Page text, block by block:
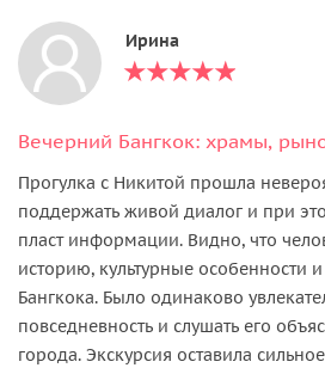
Ирина
Прогулка с Никитой прошла
поддержать живой диалог и при
пласт информации. Видно, что
историю, культурные особенности
Бангкока. Было одинаково
повседневность и слушать его
города. Экскурсия оставила